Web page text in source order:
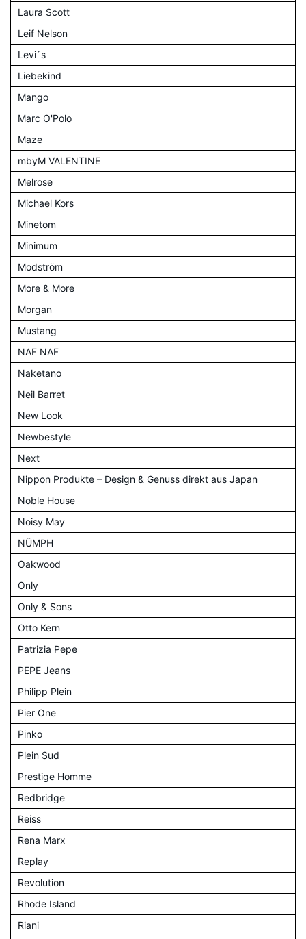
Laura Scott
Leif Nelson
Levi´s
Liebekind
Mango
Marc O'Polo
Maze
mbyM VALENTINE
Melrose
Michael Kors
Minetom
Minimum
Modström
More & More
Morgan
Mustang
NAF NAF
Naketano
Neil Barret
New Look
Newbestyle
Next
Nippon Produkte – Design & Genuss direkt aus Japan
Noble House
Noisy May
NÜMPH
Oakwood
Only
Only & Sons
Otto Kern
Patrizia Pepe
PEPE Jeans
Philipp Plein
Pier One
Pinko
Plein Sud
Prestige Homme
Redbridge
Reiss
Rena Marx
Replay
Revolution
Rhode Island
Riani